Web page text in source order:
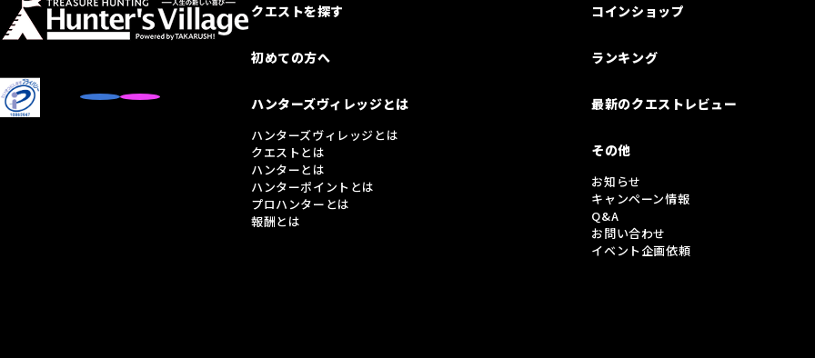
クエストを探す
初めての方へ
ハンターズヴィレッジとは
ハンターズヴィレッジとは
クエストとは
ハンターとは
ハンターポイントとは
プロハンターとは
報酬とは
コインショップ
ランキング
最新のクエストレビュー
その他
お知らせ
キャンペーン情報
Q&A
お問い合わせ
イベント企画依頼